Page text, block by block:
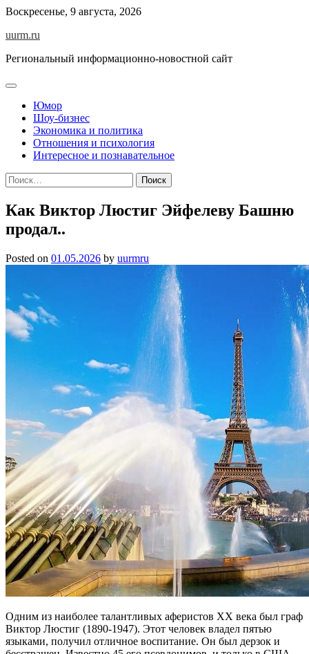
Skip
content
Воскресенье, 9 августа, 2026
uurm.ru
Региональный информационно-новостной сайт
Юмор
Шоу-бизнес
Экономика и политика
Отношения и психология
Интересное и познавательное
Найти:
Как Виктор Люстиг Эйфелеву Башню
продал..
Posted on 01.05.2026 by uurmru
Одним из наиболее талантливых аферистов XX века был граф
Виктор Люстиг (1890-1947). Этот человек владел пятью
языками, получил отличное воспитание. Он был дерзок и